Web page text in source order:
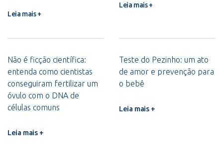
Leia mais +
Leia mais +
Não é ficção científica:
entenda como cientistas
conseguiram fertilizar um
óvulo com o DNA de
células comuns
Leia mais +
Teste do Pezinho: um ato
de amor e prevenção para
o bebê
Leia mais +